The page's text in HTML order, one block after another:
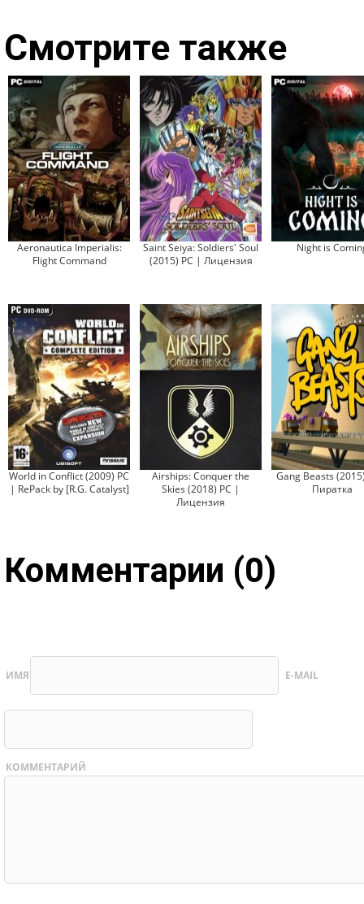
Смотрите также
Aeronautica Imperialis:
Flight Command
Saint Seiya: Soldiers' Soul
(2015) PC | Лицензия
Night is
World in Conflict (2009) PC
| RePack by [R.G. Catalyst]
Airships: Conquer the
Skies (2018) PC |
Лицензия
Gang Beasts
Пиратка
Комментарии (0)
ИМЯ E-MAIL
КОММЕНТАРИЙ